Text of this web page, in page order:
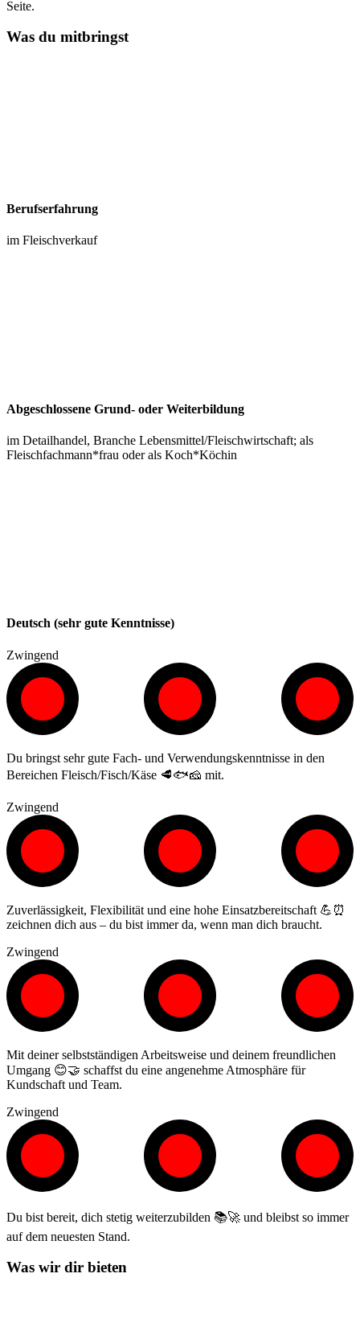
Seite.
Was du mitbringst
Berufserfahrung
im Fleischverkauf
Abgeschlossene Grund- oder Weiterbildung
im Detailhandel, Branche Lebensmittel/Fleischwirtschaft; als
Fleischfachmann*frau oder als Koch*Köchin
Deutsch (sehr gute Kenntnisse)
Zwingend
Du bringst sehr gute Fach- und Verwendungskenntnisse in den
Bereichen Fleisch/Fisch/Käse 🥩🐟🧀 mit.
Zwingend
Zuverlässigkeit, Flexibilität und eine hohe Einsatzbereitschaft 💪⏰
zeichnen dich aus – du bist immer da, wenn man dich braucht.
Zwingend
Mit deiner selbstständigen Arbeitsweise und deinem freundlichen
Umgang 😊🤝 schaffst du eine angenehme Atmosphäre für
Kundschaft und Team.
Zwingend
Du bist bereit, dich stetig weiterzubilden 📚🚀 und bleibst so immer
auf dem neuesten Stand.
Was wir dir bieten